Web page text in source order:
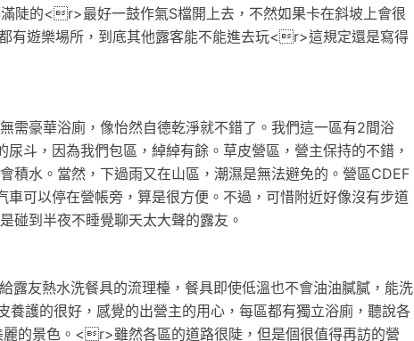
陡的<r>最好一鼓作氣S檔開上去，不然如果卡在斜坡上會很
遊樂場所，到底其他露客能不能進去玩<r>這規定還是寫得
需豪華浴廁，像怡然自德乾淨就不錯了。我們這一區有2間浴
斗，因為我們包區，綽綽有餘。草皮營區，營主保持的不錯，
積水。當然，下過雨又在山區，潮濕是無法避免的。營區CDEF
可以停在營帳旁，算是很方便。不過，可惜附近好像沒有步道
碰到半夜不睡覺聊天太大聲的露友。
露友熱水洗餐具的流理檯，餐具即使低溫也不會油油膩膩，能洗
護的很好，感覺的出營主的用心，每區都有獨立浴廁，聽說各
的景色。<r>雖然各區的道路很陡，但是個很值得再訪的營